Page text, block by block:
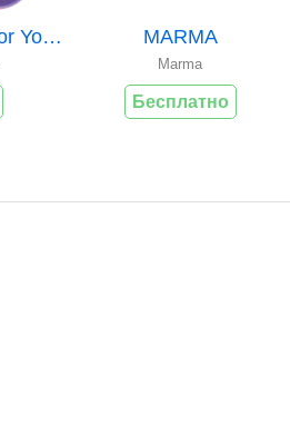
Thumbnail Studio for YouTube MARMA
Marma
Бесплатно